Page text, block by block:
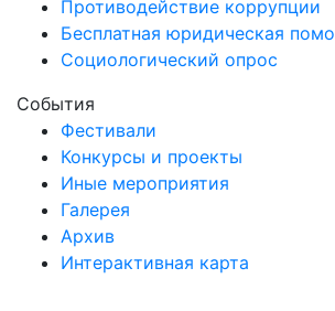
Противодействие коррупции
Бесплатная юридическая
Социологический опрос
События
Фестивали
Конкурсы и проекты
Иные мероприятия
Галерея
Архив
Интерактивная карта